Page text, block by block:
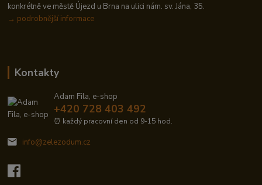
konkrétně ve městě Újezd u Brna na ulici nám. sv. Jána, 35.
→ podrobnější informace
Kontakty
Adam Fila, e-shop
+420 728 403 492
⏰ každý pracovní den od 9-15 hod.
info@zelezodum.cz